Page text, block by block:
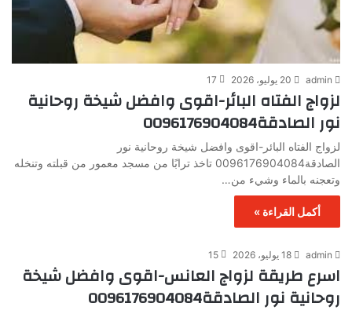
admin 20 يوليو، 2026 17
لزواج الفتاه البائر-اقوى وافضل شيخة روحانية
نور الصادقة0096176904084
لزواج الفتاه البائر-اقوى وافضل شيخة روحانية نور
الصادقة0096176904084 تاخذ ترابًا من مسجد معمور من قبلته وتنخله
وتعجنه بالماء وشيء من…
أكمل القراءة »
admin 18 يوليو، 2026 15
اسرع طريقة لزواج العانس-اقوى وافضل شيخة
روحانية نور الصادقة0096176904084